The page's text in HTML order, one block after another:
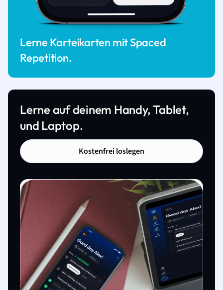
Lerne Karteikarten mit Spaced
Repetition.
Lerne auf deinem Handy, Tablet,
und Laptop.
Kostenfrei loslegen